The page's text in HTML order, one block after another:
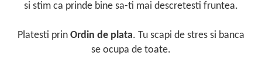
si stim ca prinde bine sa-ti mai descretesti fruntea.
Platesti prin Ordin de plata. Tu scapi de stres si banca
se ocupa de toate.